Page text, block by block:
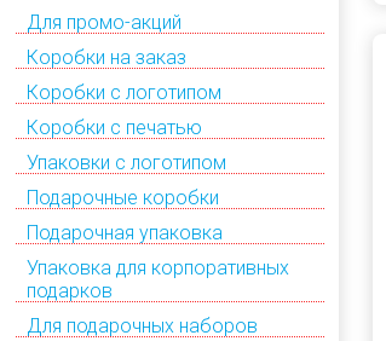
Для промо-акций
Коробки на заказ
Коробки с логотипом
Коробки с печатью
Упаковки с логотипом
Подарочные коробки
Подарочная упаковка
Упаковка для корпоративных
подарков
Для подарочных наборов